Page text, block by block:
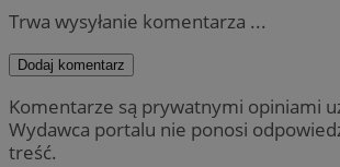
Trwa wysyłanie komentarza ...
Dodaj komentarz
Komentarze są prywatnymi opiniami
Wydawca portalu nie ponosi
treść.